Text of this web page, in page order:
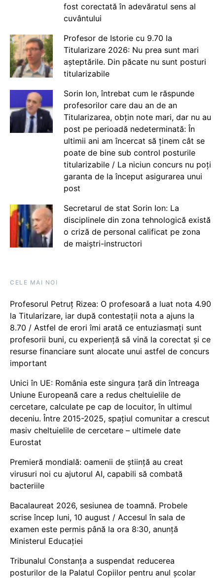
fost corectată în adevăratul sens al
cuvântului
Profesor de Istorie cu 9.70 la
Titularizare 2026: Nu prea sunt mari
așteptările. Din păcate nu sunt posturi
titularizabile
Sorin Ion, întrebat cum le răspunde
profesorilor care dau an de an
Titularizarea, obțin note mari, dar nu au
post pe perioadă nedeterminată: În
ultimii ani am încercat să ținem cât se
poate de bine sub control posturile
titularizabile / La niciun concurs nu poți
garanta de la început asigurarea unui
post
Secretarul de stat Sorin Ion: La
disciplinele din zona tehnologică există
o criză de personal calificat pe zona
de maiștri-instructori
CELE MAI NOI
Profesorul Petruț Rizea: O profesoară a luat nota 4.90
la Titularizare, iar după contestații nota a ajuns la
8.70 / Astfel de erori îmi arată ce entuziasmați sunt
profesorii buni, cu experiență să vină la corectat și ce
resurse financiare sunt alocate unui astfel de concurs
important
Unici în UE: România este singura țară din întreaga
Uniune Europeană care a redus cheltuielile de
cercetare, calculate pe cap de locuitor, în ultimul
deceniu. Între 2015-2025, spațiul comunitar a crescut
masiv cheltuielile de cercetare – ultimele date
Eurostat
Premieră mondială: oamenii de știință au creat
virusuri noi cu ajutorul AI, capabili să combată
bacteriile
Bacalaureat 2026, sesiunea de toamnă. Probele
scrise încep luni, 10 august / Accesul în sala de
examen este permis până la ora 8:30, anunță
Ministerul Educației
Tribunalul Constanța a suspendat reducerea
posturilor de la Palatul Copiilor pentru anul școlar